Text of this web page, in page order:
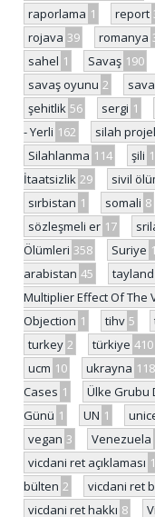
raporlama 1 report
rojava 39 romanya
sahel 1 Savaş 190
savaş oyunu 2
şehitlik 56 sergi 1
- Yerli 162 silah
Silahlanma 114 şili 1
İtaatsizlik 29 sivil
sırbistan 1 somali 8
sözleşmeli er 17
Ölümleri 358 Suriye
arabistan 45 tayland
Multiplier Effect Of The
Objection 1 tihv 5
turkey 2 türkiye 410
ucm 10 ukrayna 118
Cases 1 Ülke Grubu
Günü 1 UN 1
vegan 3 Venezuela
vicdani ret açıklaması 1
bülten 2 vicdani ret
vicdani ret hakkı 8